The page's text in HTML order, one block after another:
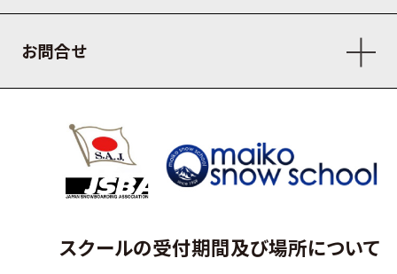
お問合せ
スクールの受付期間及び場所について